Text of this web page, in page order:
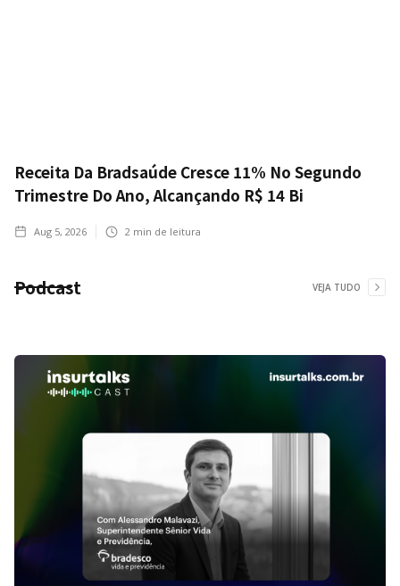
Receita Da Bradsaúde Cresce 11% No Segundo
Trimestre Do Ano, Alcançando R$ 14 Bi
Aug 5, 2026 2 min de leitura
Podcast VEJA TUDO